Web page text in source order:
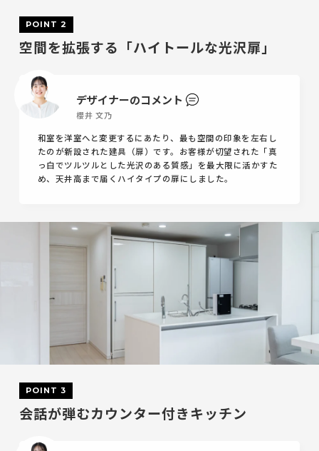
POINT 2
空間を拡張する「ハイトールな光沢扉」
デザイナーのコメント
櫻井 文乃
和室を洋室へと変更するにあたり、最も空間の印象を左右し
たのが新設された建具（扉）です。お客様が切望された「真
っ白でツルツルとした光沢のある質感」を最大限に活かすた
め、天井高まで届くハイタイプの扉にしました。
POINT 3
会話が弾むカウンター付きキッチン